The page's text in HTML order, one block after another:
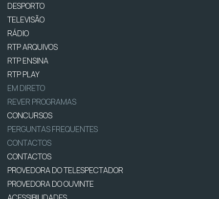
DESPORTO
TELEVISÃO
RÁDIO
RTP ARQUIVOS
RTP ENSINA
RTP PLAY
EM DIRETO
REVER PROGRAMAS
CONCURSOS
PERGUNTAS FREQUENTES
CONTACTOS
CONTACTOS
PROVEDORA DO TELESPECTADOR
PROVEDORA DO OUVINTE